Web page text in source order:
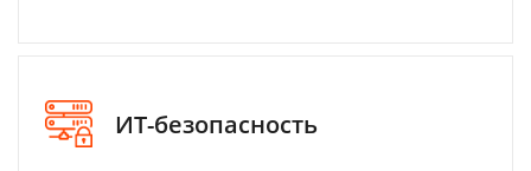
ИТ-безопасность